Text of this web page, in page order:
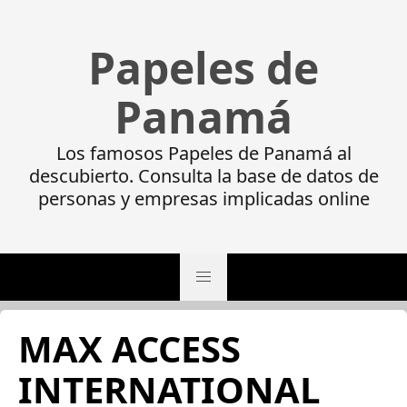
Papeles de
Panamá
Los famosos Papeles de Panamá al
descubierto. Consulta la base de datos de
personas y empresas implicadas online
MAX ACCESS
INTERNATIONAL